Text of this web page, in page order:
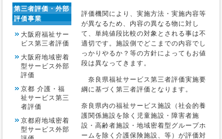
第三者評価・外部
評価事業
大阪府福祉サー
ビス第三者評価
大阪府地域密着
型サービス外部
評価
京都 介護・福
祉サービス第三
者評価
京都府地域密着
型サービス外部
評価機関により、実施方法・実施内容等
が異なるため、内容の異なる物に対し
て、単純値段比較の対象とされる事は不
適切です。施設側でどこまでの内容でし
っかりやるか？等の方針によってもお値
段は異なってきます。
奈良県福祉サービス第三者評価実施要
綱に基づく第三者評価となります。
奈良県内の福祉サービス施設（社会的養
護関係施設を除く児童施設・障害者施
設・高齢者施設・地域密着型グループホ
ームを除く介護保険施設、等）が評価対